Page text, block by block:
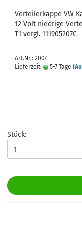
Verteilerkappe VW
12 Volt niedrige
T1 vergl. 111905207C
Art.Nr.: 2004
Lieferzeit:
5-7 Tage
Stück: